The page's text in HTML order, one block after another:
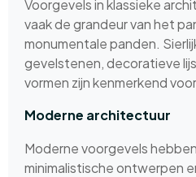
Voorgevels in klassieke
vaak de grandeur van het
monumentale panden.
gevelstenen, decoratieve
vormen zijn kenmerkend
Moderne architectuur
Moderne voorgevels
minimalistische ontwerpen